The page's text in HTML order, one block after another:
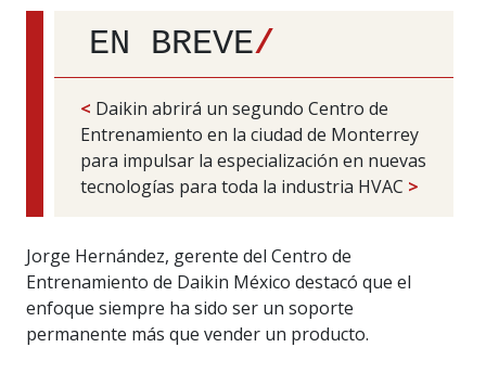
EN BREVE/
< Daikin abrirá un segundo Centro de
Entrenamiento en la ciudad de Monterrey
para impulsar la especialización en nuevas
tecnologías para toda la industria HVAC >
Jorge Hernández, gerente del Centro de
Entrenamiento de Daikin México destacó que el
enfoque siempre ha sido ser un soporte
permanente más que vender un producto.